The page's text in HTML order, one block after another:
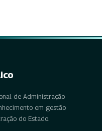
de Administração
em gestão
do Estado.